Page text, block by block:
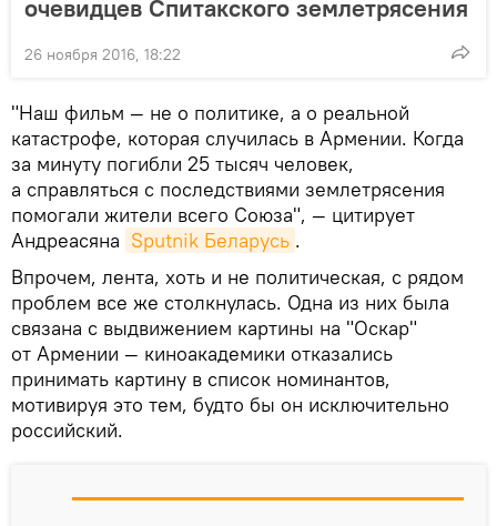
очевидцев Спитакского землетрясения
26 ноября 2016, 18:22
"Наш фильм — не о политике, а о реальной
катастрофе, которая случилась в Армении. Когда
за минуту погибли 25 тысяч человек,
а справляться с последствиями землетрясения
помогали жители всего Союза", — цитирует
Андреасяна Sputnik Беларусь .
Впрочем, лента, хоть и не политическая, с рядом
проблем все же столкнулась. Одна из них была
связана с выдвижением картины на "Оскар"
от Армении — киноакадемики отказались
принимать картину в список номинантов,
мотивируя это тем, будто бы он исключительно
российский.